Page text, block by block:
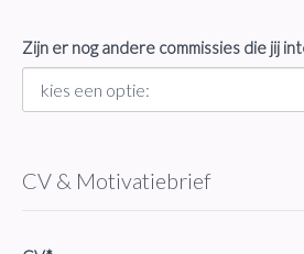
Zijn er nog andere commissies die jij
CV & Motivatiebrief